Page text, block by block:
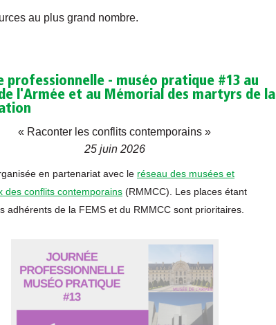
au plus grand nombre.
professionnelle - muséo pratique #13 au
l'Armée et au Mémorial des martyrs de la
« Raconter les conflits contemporains »
25 juin 2026
en partenariat avec le réseau des musées et
des conflits contemporains (RMMCC). Les places étant
adhérents de la FEMS et du RMMCC sont prioritaires.